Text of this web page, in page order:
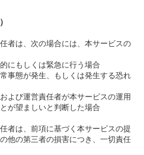
者は、次の場合には、本サービスの
にもしくは緊急に行う場合
事態が発生、もしくは発生する恐れ
よび運営責任者が本サービスの運用
が望ましいと判断した場合
者は、前項に基づく本サービスの提
他の第三者の損害につき、一切責任